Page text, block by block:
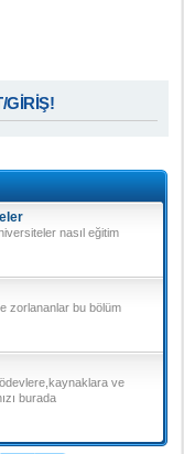
GİRİŞ!
nasıl eğitim
zorlananlar bu bölüm
ve
burada